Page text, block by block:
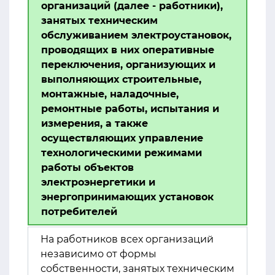
организаций (далее - работники),
занятых техническим
обслуживанием электроустановок,
проводящих в них оперативные
переключения, организующих и
выполняющих строительные,
монтажные, наладочные,
ремонтные работы, испытания и
измерения, а также
осуществляющих управление
технологическими режимами
работы объектов
электроэнергетики и
энергопринимающих установок
потребителей
На работников всех организаций
независимо от формы
собственности, занятых техническим